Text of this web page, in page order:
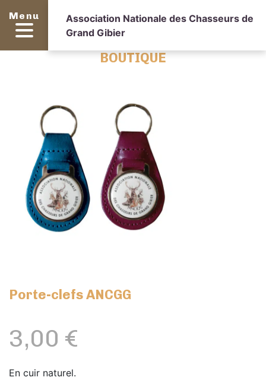
Menu
Association Nationale des Chasseurs de
Grand Gibier
BOUTIQUE
Porte-clefs ANCGG
3,00 €
En cuir naturel.